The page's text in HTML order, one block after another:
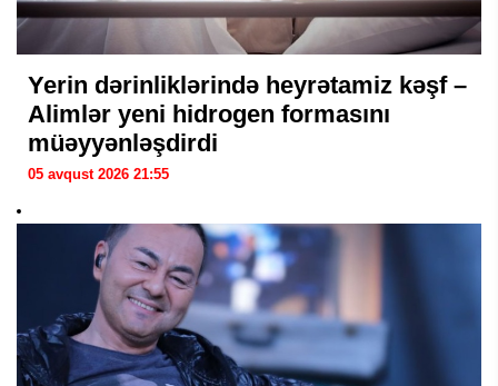
Yerin dərinliklərində heyrətamiz kəşf –
Alimlər yeni hidrogen formasını
müəyyənləşdirdi
05 avqust 2026 21:55